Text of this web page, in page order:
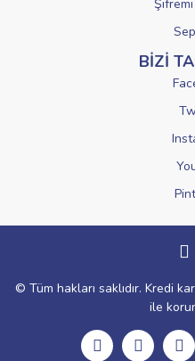
BİZİ
© Tüm hakları saklıdır. Kredi
ile